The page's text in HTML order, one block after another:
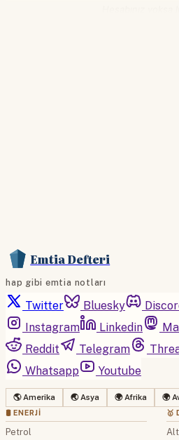
Emtia Defteri
hap gibi emtia notları
Twitter Bluesky
Instagram
Linkedin
Reddit
Telegram
Whatsapp
Youtube
🌎 Amerika 🌏 Asya 🌍 Afrika 🌍
🛢 ENERJI
Petrol
🥇